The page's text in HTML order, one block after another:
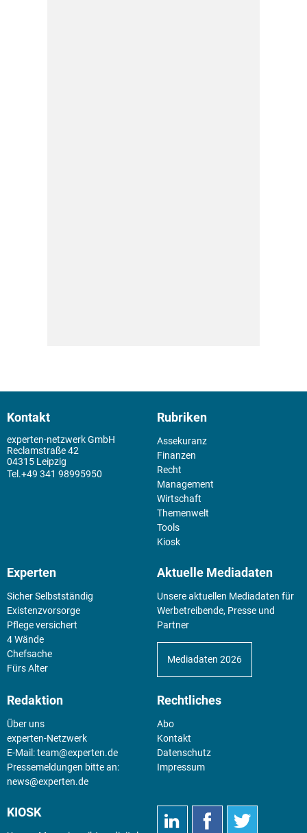
Kontakt
experten-netzwerk GmbH
Reclamstraße 42
04315 Leipzig
+49 341 98995950
Rubriken
Assekuranz
Finanzen
Recht
Management
Wirtschaft
Themenwelt
Tools
Kiosk
Experten
Sicher Selbstständig
Existenz­vorsorge
Pflege versichert
4 Wände
Chefsache
Fürs Alter
Aktuelle Mediadaten
Unsere aktuellen Mediadaten für
Werbetreibende, Presse und
Partner
Mediadaten 2026
Redaktion
Über uns
experten-Netzwerk
E-Mail:team@experten.de
Pressemeldungen bitte an:
news@experten.de
Rechtliches
Abo
Kontakt
Datenschutz
Impressum
KIOSK